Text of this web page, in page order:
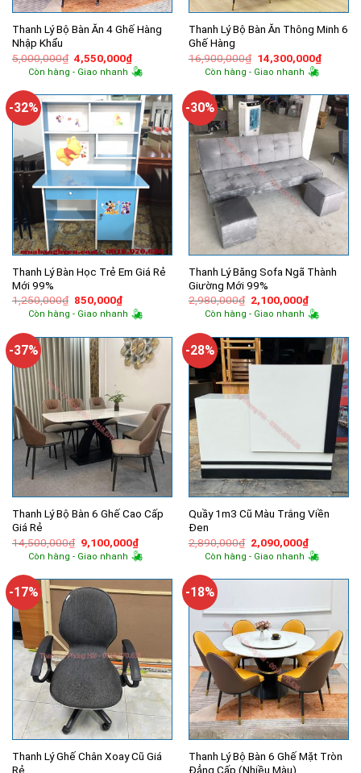
Thanh Lý Bộ Bàn Ăn 4 Ghế Hàng
Nhập Khẩu
5,000,000₫ Giá
gốc
là:
4,550,000₫Giá
hiện
tại
4,550,000₫.
Còn hàng - Giao nhanh
Thanh Lý Bộ Bàn Ăn Thông Minh 6
Ghế Hàng
16,900,000₫ Giá
gốc
là:
14,300,000₫Giá
hiện
Còn hàng - Giao nhanh
-32%
Thanh Lý Bàn Học Trẻ Em Giá Rẻ
Mới 99%
1,250,000₫ Giá
gốc
là:
850,000₫Giá
hiện
tại
850,000₫.
Còn hàng - Giao nhanh
-30%
Thanh Lý Băng Sofa Ngã Thành
Giường Mới 99%
2,980,000₫ Giá
gốc
là:
2,100,000₫Giá
hiện
tại
Còn hàng - Giao nhanh
-37%
Thanh Lý Bộ Bàn 6 Ghế Cao Cấp
Giá Rẻ
14,500,000₫ Giá
gốc
là:
9,100,000₫Giá
hiện
tại
9,100,000₫.
Còn hàng - Giao nhanh
-28%
Quầy 1m3 Cũ Màu Trắng Viền
Đen
2,890,000₫ Giá
gốc
là:
2,090,000₫Giá
hiện
tại
Còn hàng - Giao nhanh
-17%
Thanh Lý Ghế Chân Xoay Cũ Giá
Rẻ
-18%
Thanh Lý Bộ Bàn 6 Ghế Mặt Tròn
Đẳng Cấp (Nhiều Màu)